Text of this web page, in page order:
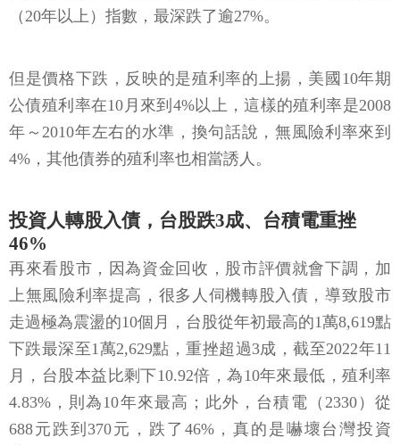
（20年以上）指數，最深跌了逾27%。
但是價格下跌，反映的是殖利率的上揚，美國10年期
公債殖利率在10月來到4%以上，這樣的殖利率是2008
年～2010年左右的水準，換句話說，無風險利率來到
4%，其他債券的殖利率也相當誘人。
投資人轉股入債，台股跌3成、台積電重挫
46%
再來看股市，因為資金回收，股市評價就會下調，加
上無風險利率提高，很多人伺機轉股入債，導致股市
走過極為震盪的10個月，台股從年初最高的1萬8,619點
下跌最深至1萬2,629點，重挫超過3成，截至2022年11
月，台股本益比剩下10.92倍，為10年來最低，殖利率
4.83%，則為10年來最高；此外，台積電（2330）從
688元跌到370元，跌了46%，真的是嚇壞台灣投資